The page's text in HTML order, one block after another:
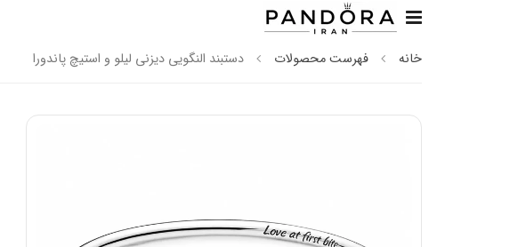
خانه فهرست محصولات دستبند النگویی دیزنی لیلو و استیچ پاندورا